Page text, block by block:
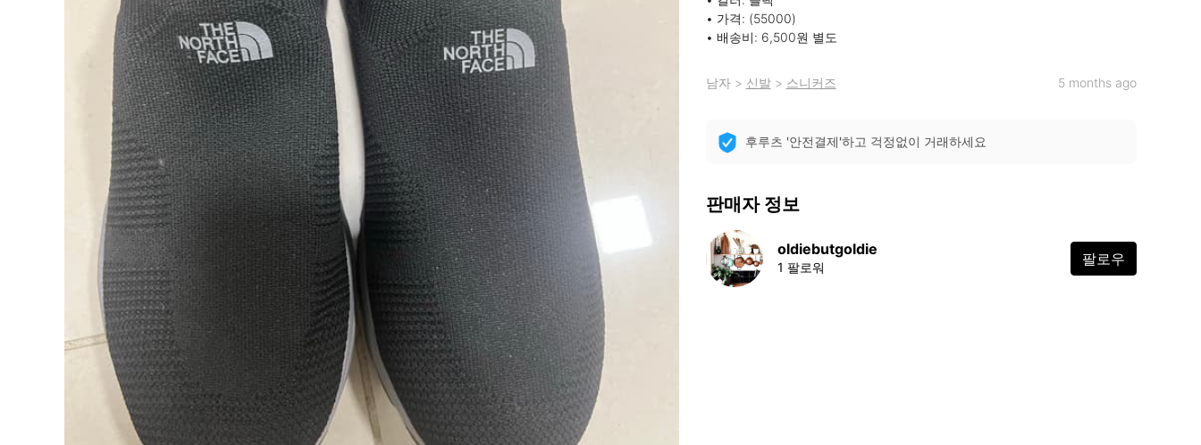
• 가격: (55000)
• 배송비: 6,500원 별도
남자> 신발> 스니커즈 5 months ago
후루츠 '안전결제'하고 걱정없이 거래하세요
판매자 정보
oldiebutgoldie
1 팔로워 팔로우